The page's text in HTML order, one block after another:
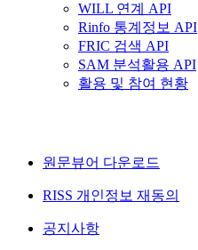
WILL 연계 API
Rinfo 통계정보 API
FRIC 검색 API
SAM 분석활용 API
활용 및 참여 현황
원문뷰어 다운로드
RISS 개인정보 재동의
공지사항